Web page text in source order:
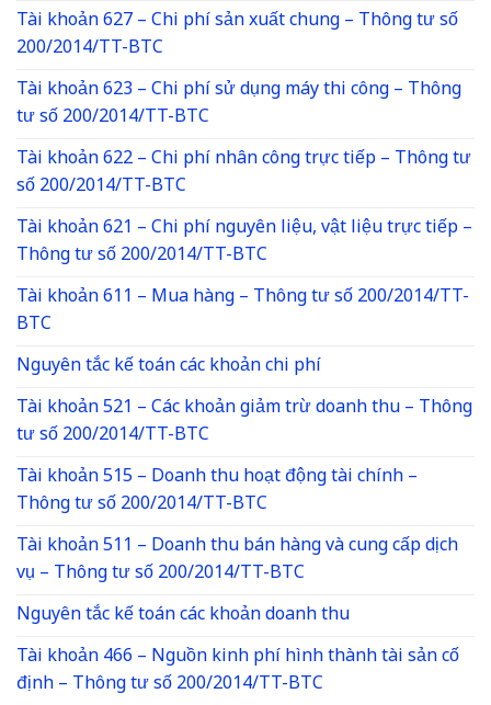
Tài khoản 627 – Chi phí sản xuất chung – Thông tư số
200/2014/TT-BTC
Tài khoản 623 – Chi phí sử dụng máy thi công – Thông
tư số 200/2014/TT-BTC
Tài khoản 622 – Chi phí nhân công trực tiếp – Thông tư
số 200/2014/TT-BTC
Tài khoản 621 – Chi phí nguyên liệu, vật liệu trực tiếp –
Thông tư số 200/2014/TT-BTC
Tài khoản 611 – Mua hàng – Thông tư số 200/2014/TT-
BTC
Nguyên tắc kế toán các khoản chi phí
Tài khoản 521 – Các khoản giảm trừ doanh thu – Thông
tư số 200/2014/TT-BTC
Tài khoản 515 – Doanh thu hoạt động tài chính –
Thông tư số 200/2014/TT-BTC
Tài khoản 511 – Doanh thu bán hàng và cung cấp dịch
vụ – Thông tư số 200/2014/TT-BTC
Nguyên tắc kế toán các khoản doanh thu
Tài khoản 466 – Nguồn kinh phí hình thành tài sản cố
định – Thông tư số 200/2014/TT-BTC